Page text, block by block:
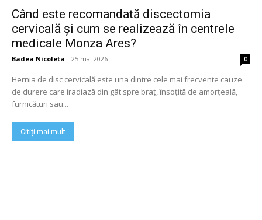
Când este recomandată discectomia
cervicală și cum se realizează în centrele
medicale Monza Ares?
Badea Nicoleta - 25 mai 2026 0
Hernia de disc cervicală este una dintre cele mai frecvente cauze
de durere care iradiază din gât spre braț, însoțită de amorțeală,
furnicături sau...
Citiți mai mult